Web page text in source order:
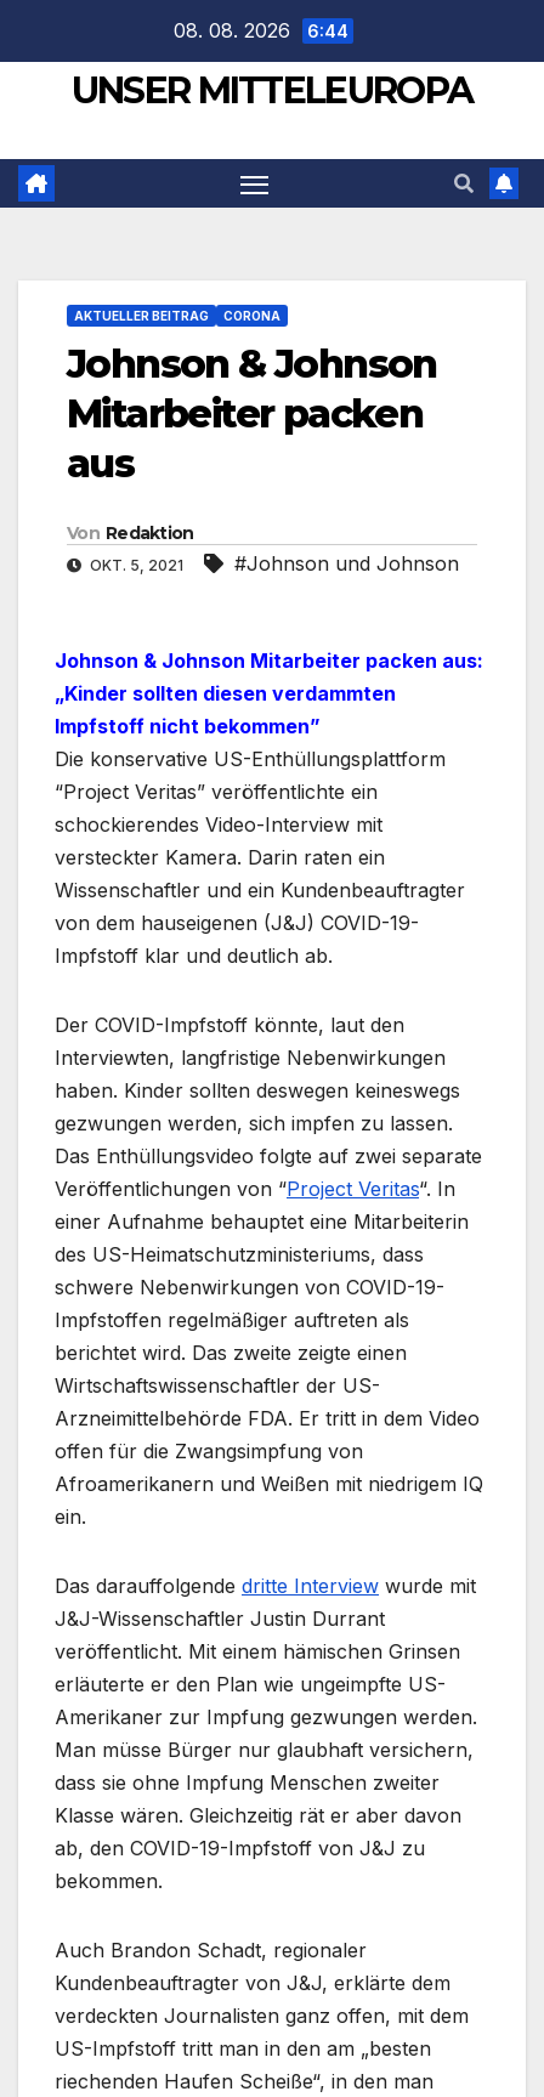
springen
08. 08. 2026 6:44
UNSER MITTELEUROPA
AKTUELLER BEITRAG CORONA
Johnson & Johnson
Mitarbeiter packen
aus
Von Redaktion
OKT. 5, 2021 #Johnson und Johnson
Johnson & Johnson Mitarbeiter packen aus:
„Kinder sollten diesen verdammten
Impfstoff nicht bekommen”
Die konservative US-Enthüllungsplattform
“Project Veritas” veröffentlichte ein
schockierendes Video-Interview mit
versteckter Kamera. Darin raten ein
Wissenschaftler und ein Kundenbeauftragter
von dem hauseigenen (J&J) COVID-19-
Impfstoff klar und deutlich ab.
Der COVID-Impfstoff könnte, laut den
Interviewten, langfristige Nebenwirkungen
haben. Kinder sollten deswegen keineswegs
gezwungen werden, sich impfen zu lassen.
Das Enthüllungsvideo folgte auf zwei separate
Veröffentlichungen von “Project Veritas“. In
einer Aufnahme behauptet eine Mitarbeiterin
des US-Heimatschutzministeriums, dass
schwere Nebenwirkungen von COVID-19-
Impfstoffen regelmäßiger auftreten als
berichtet wird. Das zweite zeigte einen
Wirtschaftswissenschaftler der US-
Arzneimittelbehörde FDA. Er tritt in dem Video
offen für die Zwangsimpfung von
Afroamerikanern und Weißen mit niedrigem IQ
ein.
Das darauffolgende dritte Interview wurde mit
J&J-Wissenschaftler Justin Durrant
veröffentlicht. Mit einem hämischen Grinsen
erläuterte er den Plan wie ungeimpfte US-
Amerikaner zur Impfung gezwungen werden.
Man müsse Bürger nur glaubhaft versichern,
dass sie ohne Impfung Menschen zweiter
Klasse wären. Gleichzeitig rät er aber davon
ab, den COVID-19-Impfstoff von J&J zu
bekommen.
Auch Brandon Schadt, regionaler
Kundenbeauftragter von J&J, erklärte dem
verdeckten Journalisten ganz offen, mit dem
US-Impfstoff tritt man in den am „besten
riechenden Haufen Scheiße“, in den man